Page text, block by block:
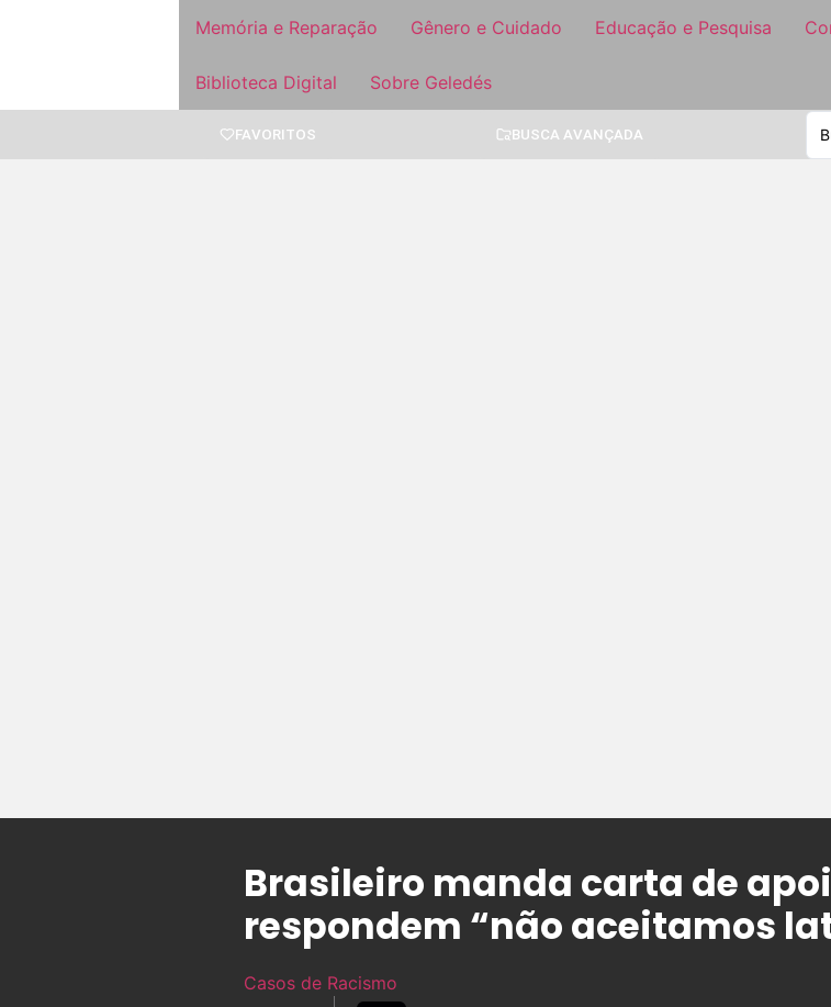
Memória e Reparação Gênero e Cuidado Educação e Pesquisa
Biblioteca Digital Sobre Geledés
FAVORITOS BUSCA AVANÇADA
Brasileiro manda carta de
respondem “não aceitamos
Casos de Racismo